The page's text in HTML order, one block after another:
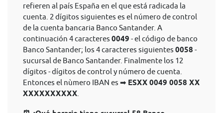
refieren al país España en el que está radicada la
cuenta. 2 dígitos siguientes es el número de control
de la cuenta bancaria Banco Santander. A
continuación 4 caracteres 0049 - el código de banco
Banco Santander; los 4 caracteres siguientes 0058 -
sucursal de Banco Santander. Finalmente los 12
dígitos - dígitos de control y número de cuenta.
Entonces el nùmero IBAN es ➡ ESXX 0049 0058 XX
XXXXXXXXXX